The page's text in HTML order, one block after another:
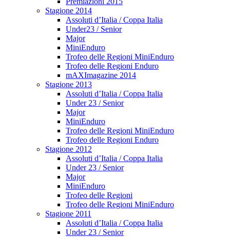
Stagione 2014
Assoluti d’Italia / Coppa Italia
Under23 / Senior
Major
MiniEnduro
Trofeo delle Regioni MiniEnduro
Trofeo delle Regioni Enduro
mAXImagazine 2014
Stagione 2013
Assoluti d’Italia / Coppa Italia
Under 23 / Senior
Major
MiniEnduro
Trofeo delle Regioni MiniEnduro
Trofeo delle Regioni Enduro
Stagione 2012
Assoluti d’Italia / Coppa Italia
Under 23 / Senior
Major
MiniEnduro
Trofeo delle Regioni
Trofeo delle Regioni MiniEnduro
Stagione 2011
Assoluti d’Italia / Coppa Italia
Under 23 / Senior